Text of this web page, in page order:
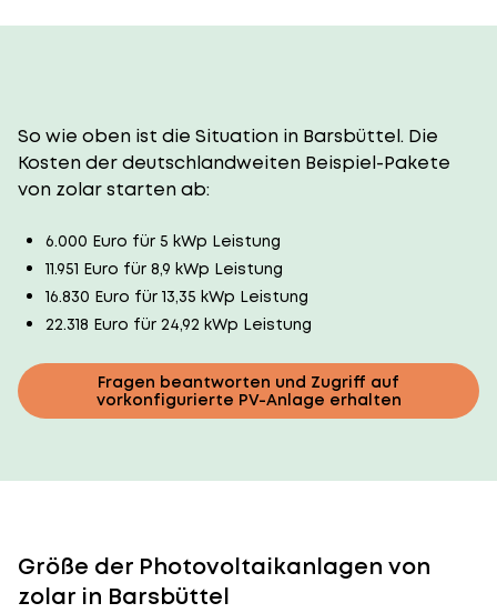
So wie oben ist die Situation in Barsbüttel. Die
Kosten der deutschlandweiten Beispiel-Pakete
von zolar starten ab:
6.000 Euro für 5 kWp Leistung
11.951 Euro für 8,9 kWp Leistung
16.830 Euro für 13,35 kWp Leistung
22.318 Euro für 24,92 kWp Leistung
Fragen beantworten und Zugriff auf
vorkonfigurierte PV-Anlage erhalten
Größe der Photovoltaikanlagen von
zolar in Barsbüttel